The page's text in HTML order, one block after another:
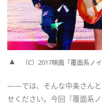
（C）2017映画「覆面系ノ
――では、そんな中条さんと
せください。今回『覆面系